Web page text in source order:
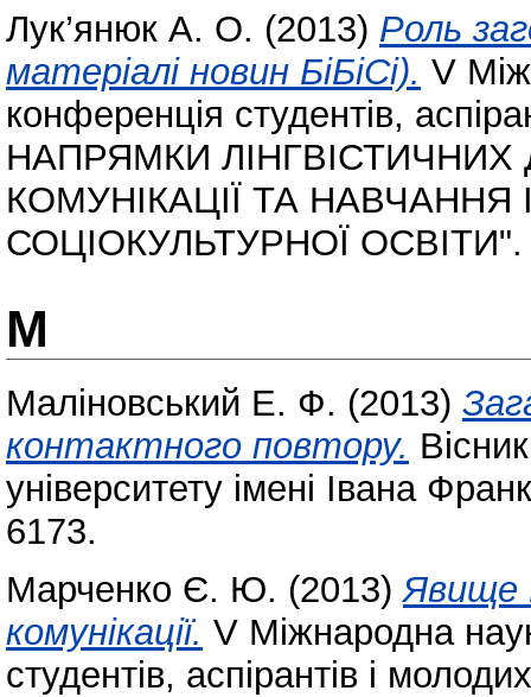
Лук’янюк А. О. (2013) Роль
матеріалі новин БіБіСі). V
конференція студентів,
НАПРЯМКИ
КОМУНІКАЦІЇ ТА
СОЦІОКУЛЬТУРНОЇ ОСВІТИ".
М
Маліновський Е. Ф. (2013)
контактного повтору.
університету імені Івана
6173.
Марченко Є. Ю. (2013)Явище
комунікації. V Міжнародна
студентів, аспірантів і